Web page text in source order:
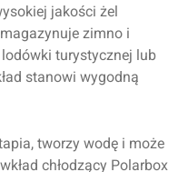
jakości żel
zimno i
turystycznej lub
stanowi wygodną
tworzy wodę i może
chłodzący Polarbox